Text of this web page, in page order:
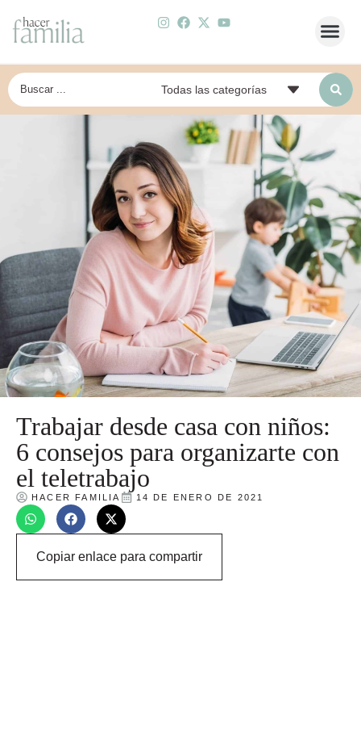
Trabajar desde casa con niños:
6 consejos para organizarte con
el teletrabajo
HACER FAMILIA 14 DE ENERO DE 2021
Copiar enlace para compartir